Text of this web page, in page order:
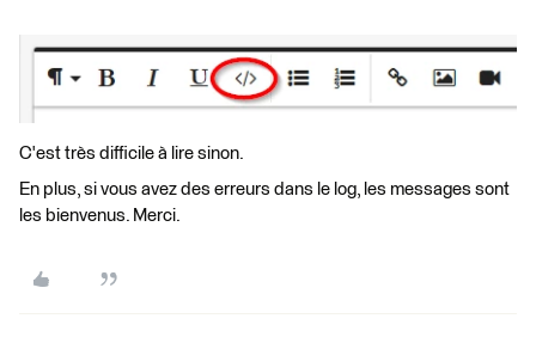
C'est très difficile à lire sinon.
En plus, si vous avez des erreurs dans le log, les messages sont
les bienvenus. Merci.